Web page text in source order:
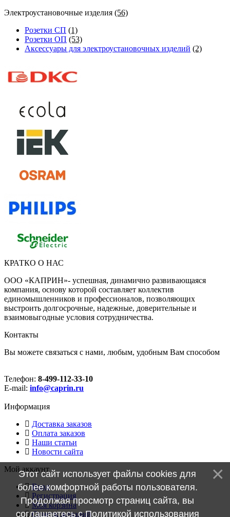
Электроустановочные изделия (56)
Розетки СП (1)
Розетки ОП (53)
Аксессуары для электроустановочных изделий (2)
КРАТКО О НАС
ООО «КАПРИН»- успешная, динамично развивающаяся
компания, основу которой составляет коллектив
единомышленников и профессионалов, позволяющих
выстроить долгосрочные, надежные, доверительные и
взаимовыгодные условия сотрудничества.
Контакты
Вы можете связаться с нами, любым, удобным Вам способом
Телефон: 8-499-112-33-10
E-mail: info@caprin.ru
Информация
Доставка заказов
Оплата заказов
Наши статьи
Новости сайта
Мой аккаунт
Вход
Регистрация
Моя корзина
Cписок желаний
Этот сайт использует файлы cookies для
более комфортной работы пользователя.
Продолжая просмотр страниц сайта, вы
соглашаетесь сПолитикой использования